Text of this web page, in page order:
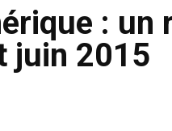
: un
juin 2015